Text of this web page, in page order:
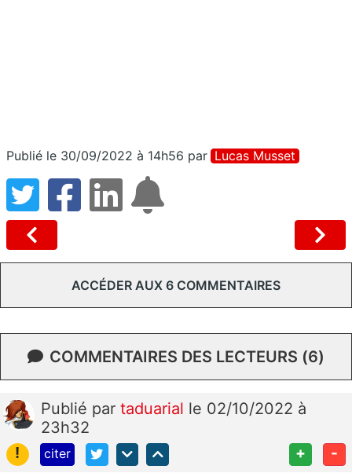
Publié le 30/09/2022 à 14h56 par Lucas Musset
ACCÉDER AUX 6 COMMENTAIRES
COMMENTAIRES DES LECTEURS (6)
Publié par taduarial le 02/10/2022 à
23h32
!
citer + -